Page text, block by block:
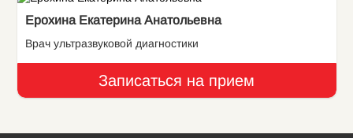
Ерохина Екатерина Анатольевна
Врач ультразвуковой диагностики
Записаться на прием